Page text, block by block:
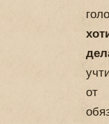
от